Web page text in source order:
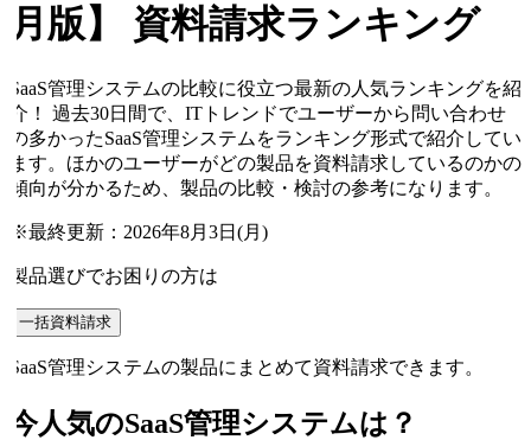
版】 資料請求ランキング
管理システムの比較に役立つ最新の人気ランキングを紹
！ 過去30日間で、ITトレンドでユーザーから問い合わせ
多かったSaaS管理システムをランキング形式で紹介してい
す。ほかのユーザーがどの製品を資料請求しているのかの
向が分かるため、製品の比較・検討の参考になります。
最終更新： 2026年8月3日(月)
品選びでお困りの方は
一括資料請求
管理システムの製品にまとめて資料請求できます。
人気のSaaS管理システムは？